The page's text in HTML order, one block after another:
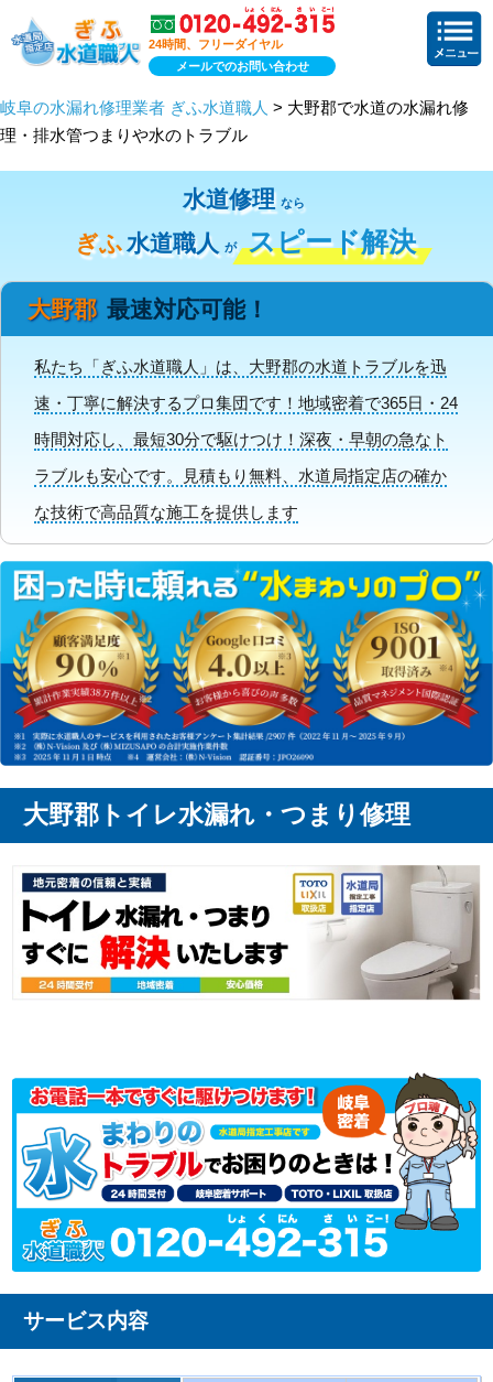
24時間、フリーダイヤル
メールでのお問い合わせ
岐阜の水漏れ修理業者 ぎふ水道職人 > 大野郡で水道の水漏れ修
理・排水管つまりや水のトラブル
水道修理 なら
ぎふ 水道職人 が スピード解決
大野郡 最速対応可能！
私たち「ぎふ水道職人」は、大野郡の水道トラブルを迅
速・丁寧に解決するプロ集団です！地域密着で365日・24
時間対応し、最短30分で駆けつけ！深夜・早朝の急なト
ラブルも安心です。見積もり無料、水道局指定店の確か
な技術で高品質な施工を提供します
大野郡トイレ水漏れ・つまり修理
サービス内容